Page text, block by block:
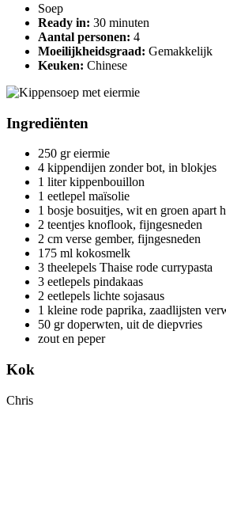
Soep
Ready in: 30 minuten
Aantal personen: 4
Moeilijkheidsgraad: Gemakkelijk
Keuken: Chinese
Ingrediënten
250 gr eiermie
4 kippendijen zonder bot, in blokjes
1 liter kippenbouillon
1 eetlepel maïsolie
1 bosje bosuitjes, wit en groen apart
2 teentjes knoflook, fijngesneden
2 cm verse gember, fijngesneden
175 ml kokosmelk
3 theelepels Thaise rode currypasta
3 eetlepels pindakaas
2 eetlepels lichte sojasaus
1 kleine rode paprika, zaadlijsten
50 gr doperwten, uit de diepvries
zout en peper
Kok
Chris